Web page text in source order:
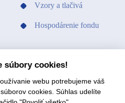
Vzory a tlačivá
Hospodárenie fondu
KONTAKTY
súbory cookies!
webu potrebujeme váš
cookies. Súhlas udelíte